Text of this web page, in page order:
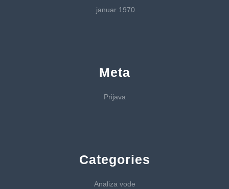
januar 1970
Meta
Prijava
Categories
Analiza vode